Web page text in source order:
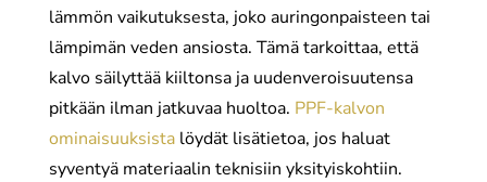
lämmön vaikutuksesta, joko auringonpaisteen tai
lämpimän veden ansiosta. Tämä tarkoittaa, että
kalvo säilyttää kiiltonsa ja uudenveroisuutensa
pitkään ilman jatkuvaa huoltoa. PPF-kalvon
ominaisuuksistalöydät lisätietoa, jos haluat
syventyä materiaalin teknisiin yksityiskohtiin.